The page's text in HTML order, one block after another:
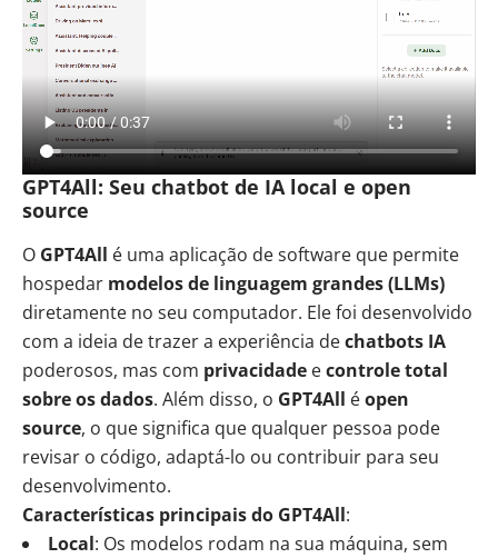
GPT4All: Seu chatbot de IA local e open
source
O GPT4All é uma aplicação de software que permite
hospedar modelos de linguagem grandes (LLMs)
diretamente no seu computador. Ele foi desenvolvido
com a ideia de trazer a experiência dechatbots IA
poderosos, mas com privacidade econtrole total
sobre os dados. Além disso, o GPT4All éopen
source, o que significa que qualquer pessoa pode
revisar o código, adaptá-lo ou contribuir para seu
desenvolvimento.
Características principais do GPT4All:
Local: Os modelos rodam na sua máquina, sem